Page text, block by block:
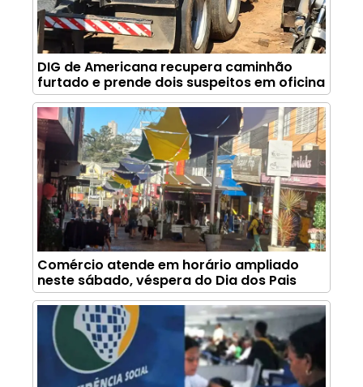
DIG de Americana recupera caminhão
furtado e prende dois suspeitos em oficina
Comércio atende em horário ampliado
neste sábado, véspera do Dia dos Pais